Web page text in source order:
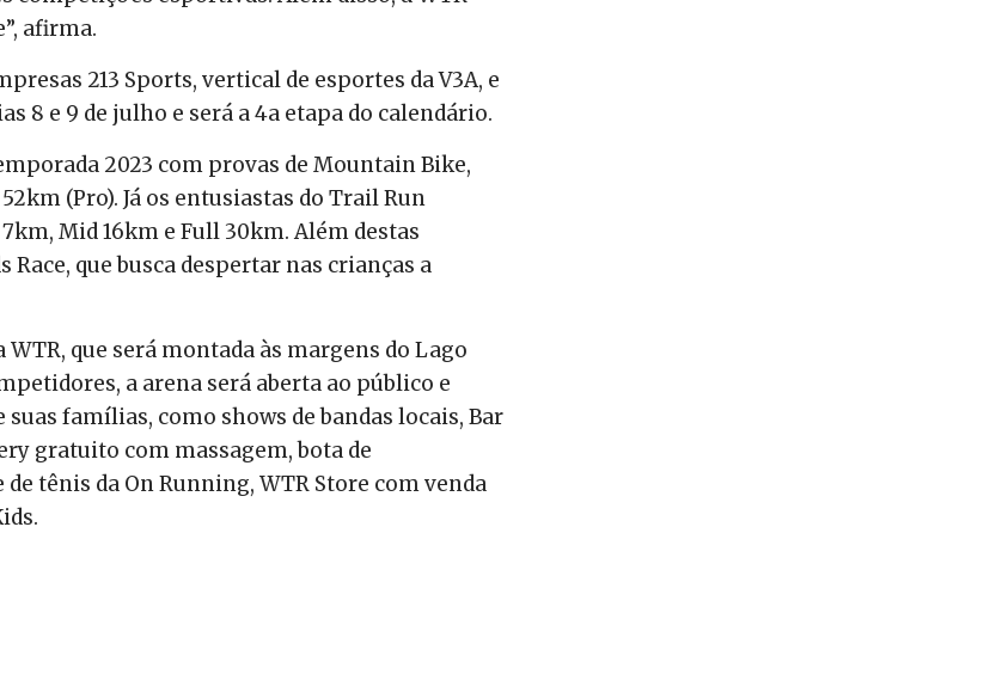
afirma.
213 Sports, vertical de esportes da V3A, e
8 e 9 de julho e será a 4a etapa do calendário.
2023 com provas de Mountain Bike,
(Pro). Já os entusiastas do Trail Run
Mid 16km e Full 30km. Além destas
que busca despertar nas crianças a
que será montada às margens do Lago
a arena será aberta ao público e
famílias, como shows de bandas locais, Bar
gratuito com massagem, bota de
tênis da On Running, WTR Store com venda